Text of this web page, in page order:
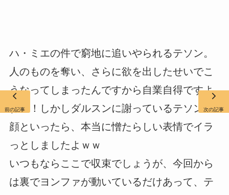
ハ・ミエの件で窮地に追いやられるテソン。
人のものを奪い、さらに欲を出したせいでこ
うなってしまったんですから自業自得ですよ
ね！！しかしダルスンに謝っているテソンの
顔といったら、本当に憎たらしい表情でイラ
っとしましたよｗｗ
いつもならここで収束でしょうが、今回から
は裏でヨンファが動いているだけあって、テ
前の記事 次の記事